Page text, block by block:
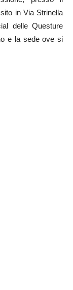
in Via Strinella
delle Questure
e la sede ove si